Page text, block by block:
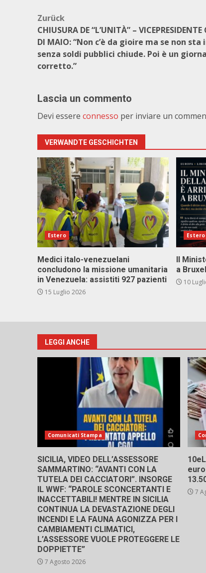
Beitragsnavigation
Zurück
CHIUSURA DE “L’UNITÀ” – VICEPRESIDENTE
DI MAIO: “Non c’è da gioire ma se non sta
senza soldi pubblici chiude. Poi è un
corretto.”
Lascia un commento
Devi essere connesso per inviare un
VERWANDTE GESCHICHTEN
Estero
Medici italo-venezuelani
concludono la missione umanitaria
in Venezuela: assistiti 927 pazienti
15 Luglio 2026
Estero
Il
a
10
LEGGI ANCHE
Comunicati Stampa
SICILIA, VIDEO DELL’ASSESSORE
SAMMARTINO: “AVANTI CON LA
TUTELA DEI CACCIATORI”. INSORGE
IL WWF: “PAROLE SCONCERTANTI E
INACCETTABILI! MENTRE IN SICILIA
CONTINUA LA DEVASTAZIONE DEGLI
INCENDI E LA FAUNA AGONIZZA PER I
CAMBIAMENTI CLIMATICI,
L’ASSESSORE VUOLE PROTEGGERE LE
DOPPIETTE”
7 Agosto 2026
7